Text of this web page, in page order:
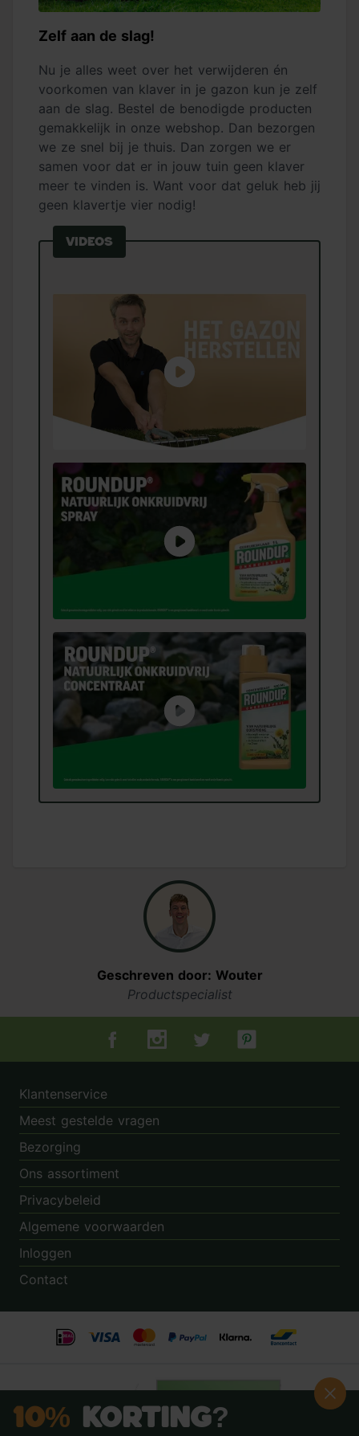
Zelf aan de slag!
Nu je alles weet over het verwijderen én
voorkomen van klaver in je gazon kun je zelf
aan de slag. Bestel de benodigde producten
gemakkelijk in onze webshop. Dan bezorgen
we ze snel bij je thuis. Dan zorgen we er
samen voor dat er in jouw tuin geen klaver
meer te vinden is. Want voor dat geluk heb jij
geen klavertje vier nodig!
Videos
Geschreven door: Wouter
Productspecialist
Tuincentrum.nl op Facebook
Tuincentrum.nl op Instagram
Tuincentrum.nl op Twitter
Tuincentrum.nl op
Klantenservice
Meest gestelde vragen
Bezorging
Ons assortiment
Privacybeleid
Algemene voorwaarden
Inloggen
Contact
10% Korting?